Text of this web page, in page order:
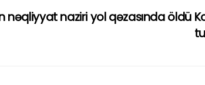
nəqliyyat naziri yol qəzasında öldü